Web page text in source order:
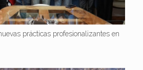
prácticas profesionalizantes en